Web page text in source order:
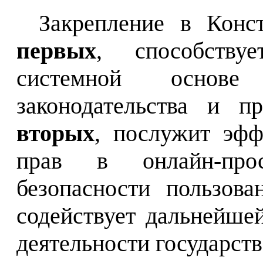
Закрепление в
первых,
системной
законодательства и
вторых, послужит
прав в онлайн-
безопасности
содействует
деятельности